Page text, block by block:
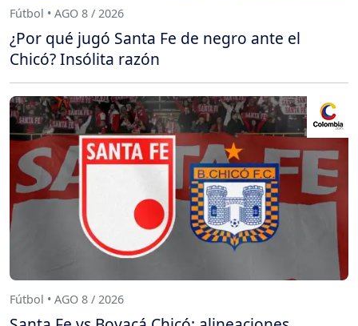
Fútbol • AGO 8 / 2026
¿Por qué jugó Santa Fe de negro ante el
Chicó? Insólita razón
Fútbol • AGO 8 / 2026